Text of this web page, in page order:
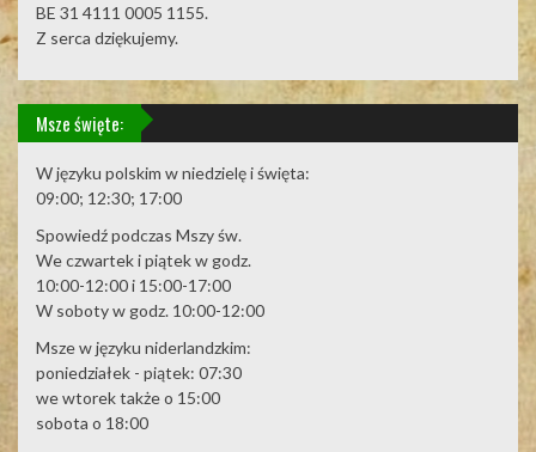
BE 31 4111 0005 1155.
Z serca dziękujemy.
Msze święte:
W języku polskim w niedzielę i święta:
09:00; 12:30; 17:00
Spowiedź podczas Mszy św.
We czwartek i piątek w godz.
10:00-12:00 i 15:00-17:00
W soboty w godz. 10:00-12:00
Msze w języku niderlandzkim:
poniedziałek - piątek: 07:30
we wtorek także o 15:00
sobota o 18:00